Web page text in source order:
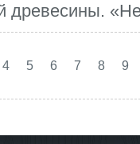
древесины.
4 5 6 7 8 9